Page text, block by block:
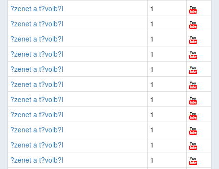
?zenet a t?volb?l
1
?zenet a t?volb?l
1
?zenet a t?volb?l
1
?zenet a t?volb?l
1
?zenet a t?volb?l
1
?zenet a t?volb?l
1
?zenet a t?volb?l
1
?zenet a t?volb?l
1
?zenet a t?volb?l
1
?zenet a t?volb?l
1
?zenet a t?volb?l
1